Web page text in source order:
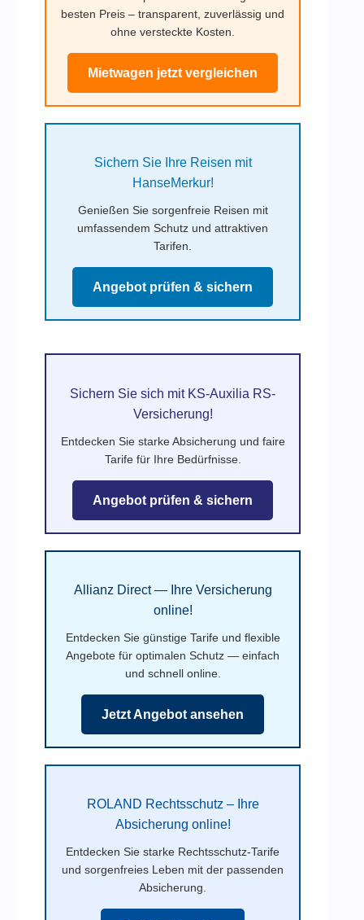
besten Preis – transparent, zuverlässig und
ohne versteckte Kosten.
Mietwagen jetzt vergleichen
Sichern Sie Ihre Reisen mit
HanseMerkur!
Genießen Sie sorgenfreie Reisen mit
umfassendem Schutz und attraktiven
Tarifen.
Angebot prüfen & sichern
Sichern Sie sich mit KS-Auxilia RS-
Versicherung!
Entdecken Sie starke Absicherung und faire
Tarife für Ihre Bedürfnisse.
Angebot prüfen & sichern
Allianz Direct — Ihre Versicherung
online!
Entdecken Sie günstige Tarife und flexible
Angebote für optimalen Schutz — einfach
und schnell online.
Jetzt Angebot ansehen
ROLAND Rechtsschutz – Ihre
Absicherung online!
Entdecken Sie starke Rechtsschutz-Tarife
und sorgenfreies Leben mit der passenden
Absicherung.